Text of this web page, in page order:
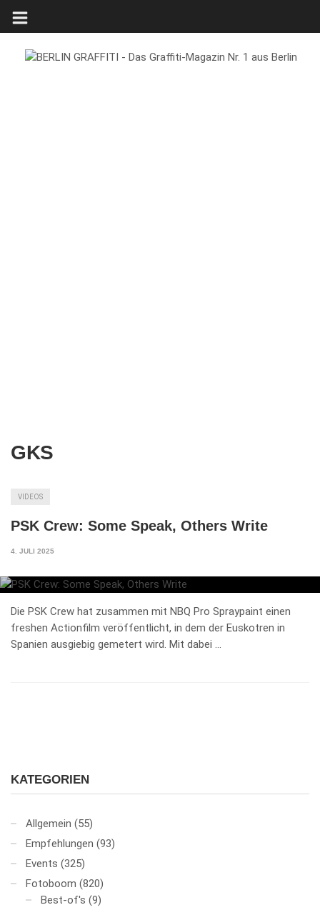
GKS
VIDEOS
PSK Crew: Some Speak, Others Write
4. JULI 2025
Die PSK Crew hat zusammen mit NBQ Pro Spraypaint einen
freshen Actionfilm veröffentlicht, in dem der Euskotren in
Spanien ausgiebig gemetert wird. Mit dabei …
KATEGORIEN
Allgemein (55)
Empfehlungen (93)
Events (325)
Fotoboom (820)
Best-of's (9)